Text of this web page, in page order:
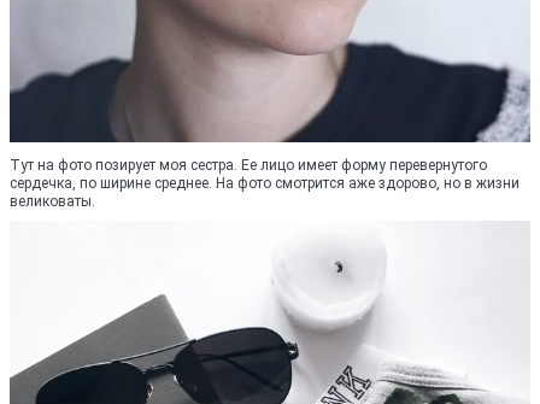
Тут на фото позирует моя сестра. Ее лицо имеет форму перевернутого
сердечка, по ширине среднее. На фото смотрится аже здорово, но в жизни
великоваты.